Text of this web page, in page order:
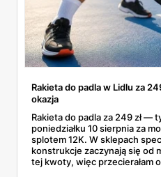
Rakieta do padla w Lidlu za
okazja
Rakieta do padla za 249 zł —
poniedziałku 10 sierpnia za
splotem 12K. W sklepach
konstrukcje zaczynają się od
tej kwoty, więc przecierałam